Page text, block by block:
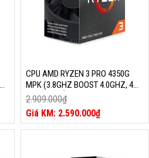
CPU AMD RYZEN 3 PRO 4350G
MPK (3.8GHZ BOOST 4.0GHZ, 4
NHÂN 8 LUỒNG, 6MB CACHE,
65W, SOCKET AM4)
2.909.000₫
Giá
gốc
là:
2.590.000₫
Giá
hiện